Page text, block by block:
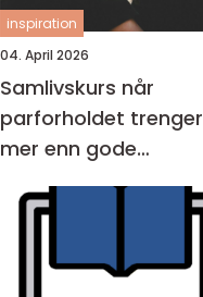
inspiration
04. April 2026
Samlivskurs når
parforholdet trenger
mer enn gode
intensjoner